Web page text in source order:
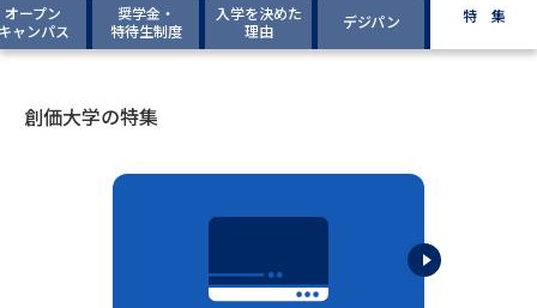
留学・進学関連、塾・予備校
大学入学共通テスト「受験案
内」の請求
配慮案内」の請求
高等学校（情報）教員資格認定
オープン
ャンパス
奨学金・
特待生制度
入学を決めた
理由
デジパン 特 集
創価大学の特集